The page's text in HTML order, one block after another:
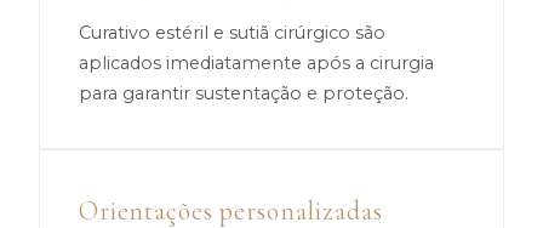
Curativo estéril e sutiã cirúrgico são
aplicados imediatamente após a cirurgia
para garantir sustentação e proteção.
Orientações personalizadas